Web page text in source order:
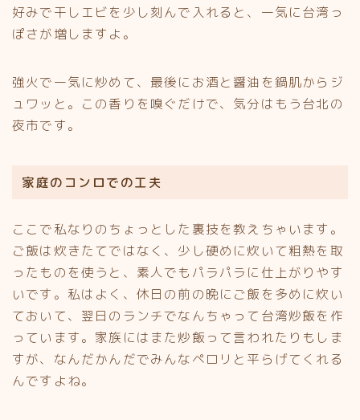
好みで干しエビを少し刻んで入れると、一気に台湾っ
ぽさが増しますよ。
強火で一気に炒めて、最後にお酒と醤油を鍋肌からジ
ュワッと。この香りを嗅ぐだけで、気分はもう台北の
夜市です。
家庭のコンロでの工夫
ここで私なりのちょっとした裏技を教えちゃいます。
ご飯は炊きたてではなく、少し硬めに炊いて粗熱を取
ったものを使うと、素人でもパラパラに仕上がりやす
いです。私はよく、休日の前の晩にご飯を多めに炊い
ておいて、翌日のランチでなんちゃって台湾炒飯を作
っています。家族にはまた炒飯って言われたりもしま
すが、なんだかんだでみんなペロリと平らげてくれる
んですよね。